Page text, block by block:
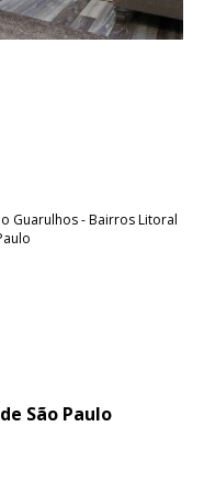
Guarulhos - BairrosLitoral
São Paulo